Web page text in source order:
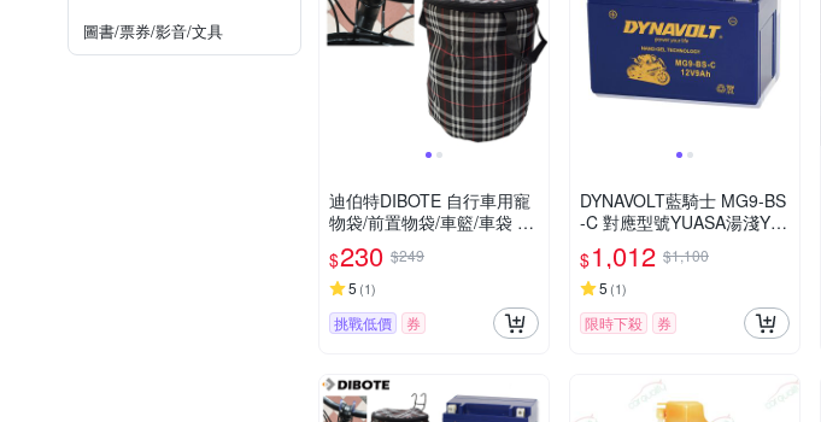
圖書/票券/影音/文具
迪伯特DIBOTE 自行車用寵
物袋/前置物袋/車籃/車袋 -
格紋
$230 $249
5 (1)
挑戰低價 券
DYNAVOLT藍騎士 MG9-BS
-C 對應型號YUASA湯淺YT
X9-BS與GTX9-BS 奈米膠體
電池
$1,012 $1,100
5 (1)
限時下殺 券